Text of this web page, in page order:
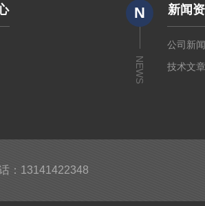
N
NEWS
新闻
公司新
技术文
：13141422348